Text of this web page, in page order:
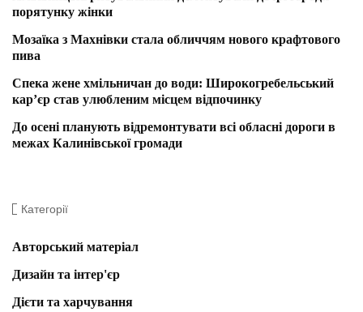
порятунку жінки
Мозаїка з Махнівки стала обличчям нового крафтового
пива
Спека жене хмільничан до води: Широкогребельський
кар’єр став улюбленим місцем відпочинку
До осені планують відремонтувати всі обласні дороги в
межах Калинівської громади
Категорії
Авторський матеріал
Дизайн та інтер'єр
Дієти та харчування